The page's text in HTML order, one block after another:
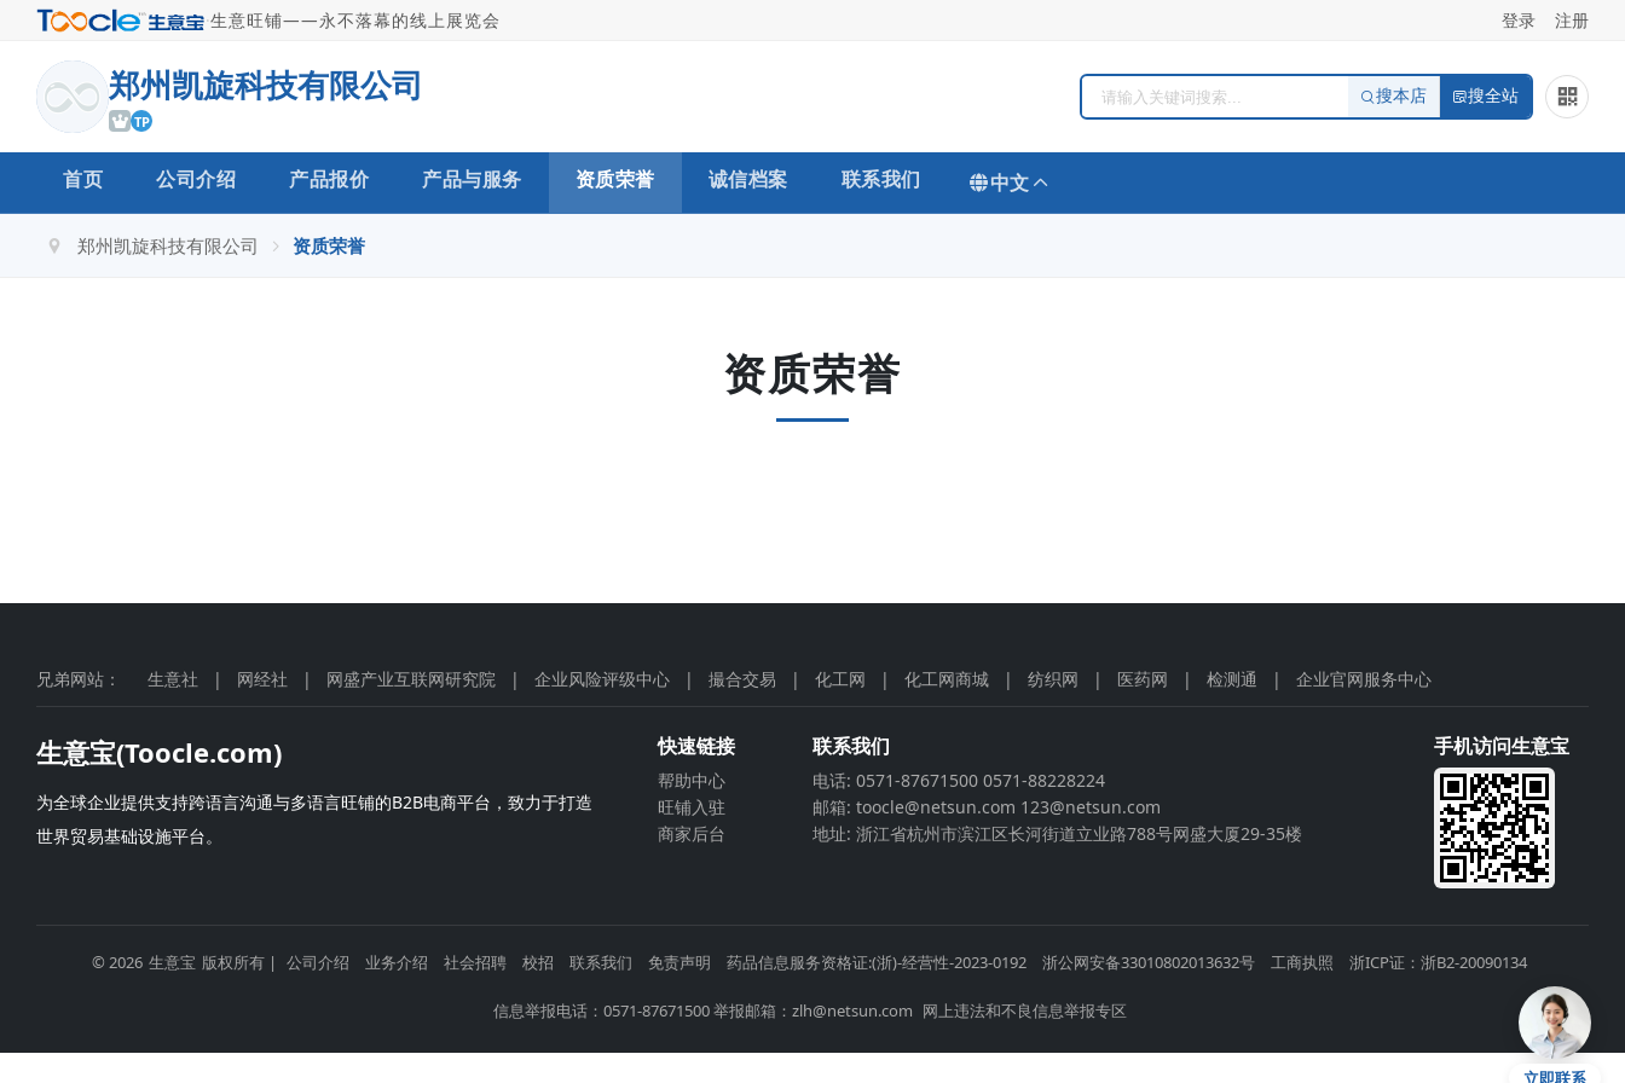
·生意旺铺——永不落幕的线上展览会 登录 注册
郑州凯旋科技有限公司
TP
搜本店 搜全站
首页 公司介绍 产品报价 产品与服务 资质荣誉 诚信档案 联系我们 中文
郑州凯旋科技有限公司 资质荣誉
资质荣誉
立即联系
兄弟网站： 生意社 | 网经社 | 网盛产业互联网研究院 | 企业风险评级中心 | 撮合交易 | 化工网 | 化工网商城 | 纺织网 | 医药网 | 检测通 | 企业官网服务中心
生意宝(Toocle.com)
为全球企业提供支持跨语言沟通与多语言旺铺的B2B电商平台，致力于打造
世界贸易基础设施平台。
快速链接
帮助中心
旺铺入驻
商家后台
联系我们
电话: 0571-87671500 0571-88228224
邮箱: toocle@netsun.com 123@netsun.com
地址: 浙江省杭州市滨江区长河街道立业路788号网盛大厦29-35楼
手机访问生意宝
© 2026 生意宝 版权所有 | 公司介绍 业务介绍 社会招聘 校招 联系我们 免责声明 药品信息服务资格证:(浙)-经营性-2023-0192 浙公网安备33010802013632号 工商执照 浙ICP证：浙B2-20090134
信息举报电话：0571-87671500 举报邮箱：zlh@netsun.com 网上违法和不良信息举报专区